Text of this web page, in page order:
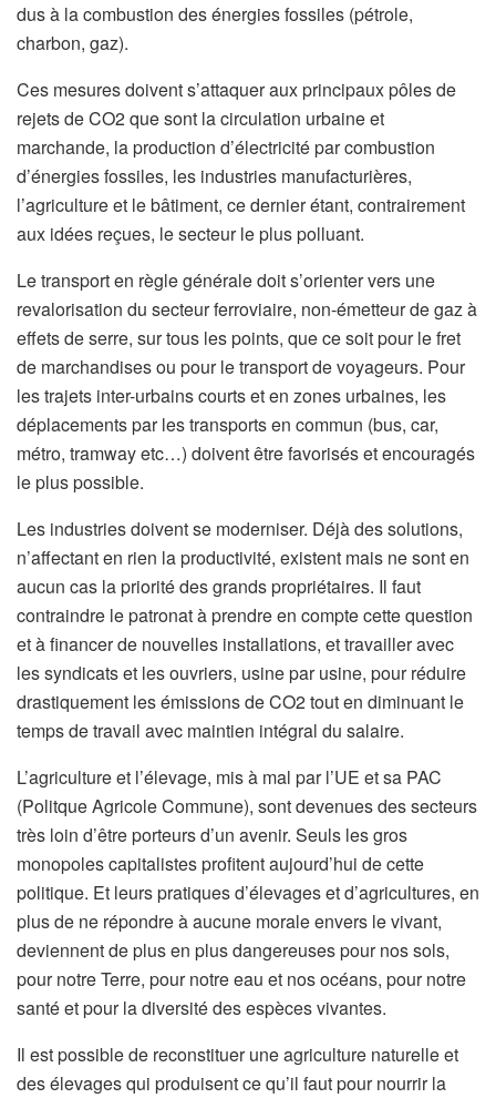
dus à la combustion des énergies fossiles (pétrole,
charbon, gaz).
Ces mesures doivent s’attaquer aux principaux pôles de
rejets de CO2 que sont la circulation urbaine et
marchande, la production d’électricité par combustion
d’énergies fossiles, les industries manufacturières,
l’agriculture et le bâtiment, ce dernier étant, contrairement
aux idées reçues, le secteur le plus polluant.
Le transport en règle générale doit s’orienter vers une
revalorisation du secteur ferroviaire, non-émetteur de gaz à
effets de serre, sur tous les points, que ce soit pour le fret
de marchandises ou pour le transport de voyageurs. Pour
les trajets inter-urbains courts et en zones urbaines, les
déplacements par les transports en commun (bus, car,
métro, tramway etc…) doivent être favorisés et encouragés
le plus possible.
Les industries doivent se moderniser. Déjà des solutions,
n’affectant en rien la productivité, existent mais ne sont en
aucun cas la priorité des grands propriétaires. Il faut
contraindre le patronat à prendre en compte cette question
et à financer de nouvelles installations, et travailler avec
les syndicats et les ouvriers, usine par usine, pour réduire
drastiquement les émissions de CO2 tout en diminuant le
temps de travail avec maintien intégral du salaire.
L’agriculture et l’élevage, mis à mal par l’UE et sa PAC
(Politque Agricole Commune), sont devenues des secteurs
très loin d’être porteurs d’un avenir. Seuls les gros
monopoles capitalistes profitent aujourd’hui de cette
politique. Et leurs pratiques d’élevages et d’agricultures, en
plus de ne répondre à aucune morale envers le vivant,
deviennent de plus en plus dangereuses pour nos sols,
pour notre Terre, pour notre eau et nos océans, pour notre
santé et pour la diversité des espèces vivantes.
Il est possible de reconstituer une agriculture naturelle et
des élevages qui produisent ce qu’il faut pour nourrir la